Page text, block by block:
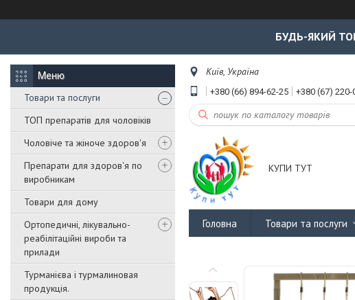
БУДЬ-ЯКИЙ
Товари та послуги
ТОП препаратів для чоловіків
Чоловіче та жіноче здоров'я
Препарати для здоров'я по
виробникам
Товари для дому
Ортопедичні, лікувально-
реабілітаційні вироби та
прилади
Турманієва і турмалиновая
продукція.
Київ, Україна
+380 (66) 894-62-25 +380 (67) 220-
КУПИ ТУТ
Головна Товари та послуги